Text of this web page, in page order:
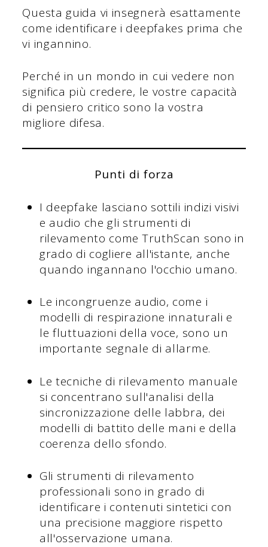
Questa guida vi insegnerà esattamente
come identificare i deepfakes prima che
vi ingannino.
Perché in un mondo in cui vedere non
significa più credere, le vostre capacità
di pensiero critico sono la vostra
migliore difesa.
Punti di forza
I deepfake lasciano sottili indizi visivi
e audio che gli strumenti di
rilevamento come TruthScan sono in
grado di cogliere all'istante, anche
quando ingannano l'occhio umano.
Le incongruenze audio, come i
modelli di respirazione innaturali e
le fluttuazioni della voce, sono un
importante segnale di allarme.
Le tecniche di rilevamento manuale
si concentrano sull'analisi della
sincronizzazione delle labbra, dei
modelli di battito delle mani e della
coerenza dello sfondo.
Gli strumenti di rilevamento
professionali sono in grado di
identificare i contenuti sintetici con
una precisione maggiore rispetto
all'osservazione umana.